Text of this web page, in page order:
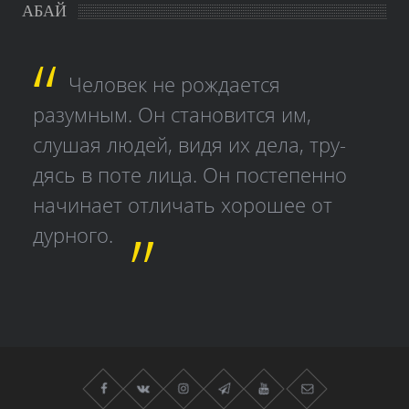
АБАЙ
Человек не рождается
разумным. Он становится им,
слушая людей, видя их дела, тру­
дясь в поте лица. Он постепенно
начинает отличать хорошее от
дурного.